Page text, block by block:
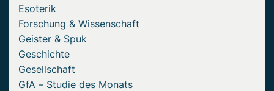
Esoterik
Forschung & Wissenschaft
Geister & Spuk
Geschichte
Gesellschaft
GfA – Studie des Monats